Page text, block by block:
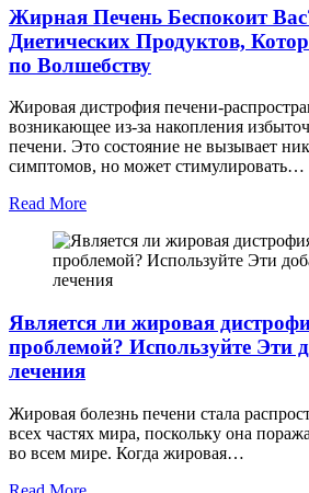
Жирная Печень Беспокоит
Диетических Продуктов,
по Волшебству
Жировая дистрофия печени-
возникающее из-за накопления
печени. Это состояние не вызывает
симптомов, но может стимулировать…
Read More
Является ли жировая
проблемой? Используйте Эти
лечения
Жировая болезнь печени стала
всех частях мира, поскольку она
во всем мире. Когда жировая…